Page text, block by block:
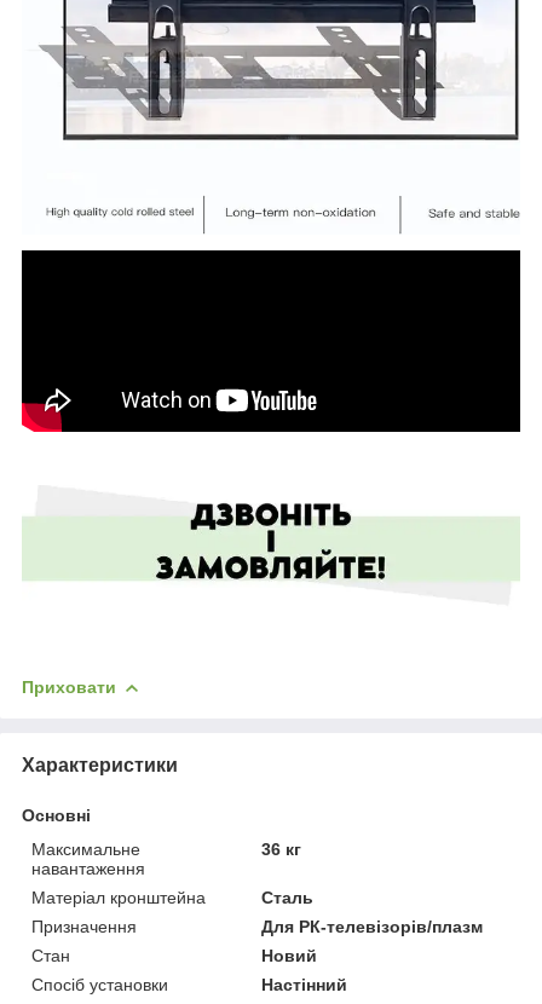
Приховати
Характеристики
Основні
Максимальне
навантаження
36 кг
Матеріал кронштейна
Сталь
Призначення
Для РК-телевізорів/плазм
Стан
Новий
Спосіб установки
Настінний